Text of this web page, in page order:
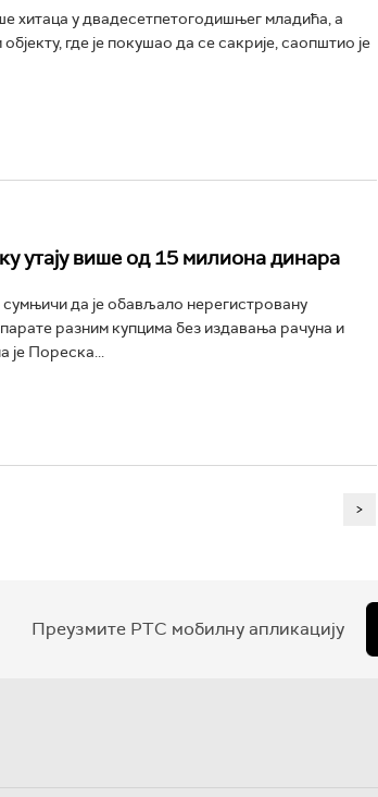
хитаца у двадесетпетогодишњег младића, а
где је покушао да се сакрије, саопштио је
утају више од 15 милиона динара
сумњичи да је обављало нерегистровану
разним купцима без издавања рачуна и
је Пореска...
>
Преузмите РТС мобилну апликацију